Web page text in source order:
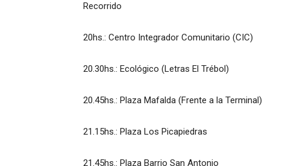
Recorrido
20hs.: Centro Integrador Comunitario (CIC)
20.30hs.: Ecológico (Letras El Trébol)
20.45hs.: Plaza Mafalda (Frente a la Terminal)
21.15hs.: Plaza Los Picapiedras
21.45hs.: Plaza Barrio San Antonio